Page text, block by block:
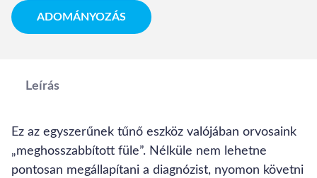
ADOMÁNYOZÁS
Leírás
Ez az egyszerűnek tűnő eszköz valójában orvosaink
„meghosszabbított füle”. Nélküle nem lehetne
pontosan megállapítani a diagnózist, nyomon követni